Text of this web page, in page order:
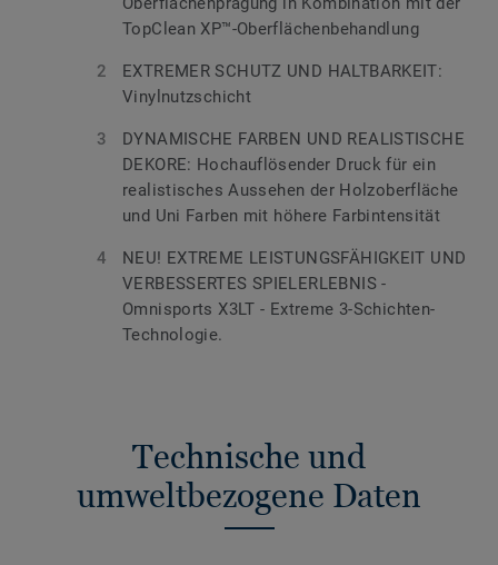
TopClean XP™-Oberflächenbehandlung
EXTREMER SCHUTZ UND HALTBARKEIT:
Vinylnutzschicht
DYNAMISCHE FARBEN UND REALISTISCHE
DEKORE: Hochauflösender Druck für ein
realistisches Aussehen der Holzoberfläche
und Uni Farben mit höhere Farbintensität
NEU! EXTREME LEISTUNGSFÄHIGKEIT UND
VERBESSERTES SPIELERLEBNIS -
Omnisports X3LT - Extreme 3-Schichten-
Technologie.
Technische und
umweltbezogene Daten